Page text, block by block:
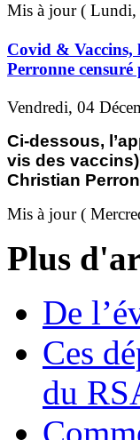
Mis à jour ( Lundi,
Covid & Vaccins,
Perronne censuré
Vendredi, 04
Ci-dessous,
vis des
Christian
Mis à jour (
Plus
De
Ces
du